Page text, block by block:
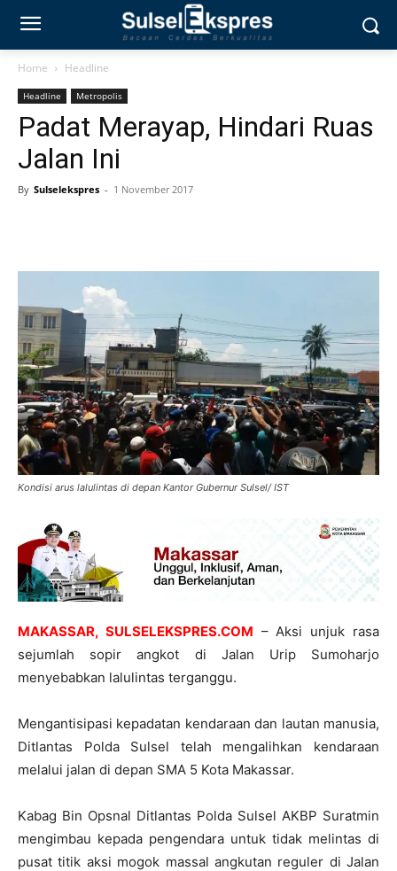
Home Headline
Headline Metropolis
Padat Merayap, Hindari Ruas
Jalan Ini
By Sulselekspres - 1 November 2017
Kondisi arus lalulintas di depan Kantor Gubernur Sulsel/ IST
MAKASSAR, SULSELEKSPRES.COM – Aksi unjuk rasa
sejumlah sopir angkot di Jalan Urip Sumoharjo
menyebabkan lalulintas terganggu.
Mengantisipasi kepadatan kendaraan dan lautan manusia,
Ditlantas Polda Sulsel telah mengalihkan kendaraan
melalui jalan di depan SMA 5 Kota Makassar.
Kabag Bin Opsnal Ditlantas Polda Sulsel AKBP Suratmin
mengimbau kepada pengendara untuk tidak melintas di
pusat titik aksi mogok massal angkutan reguler di Jalan